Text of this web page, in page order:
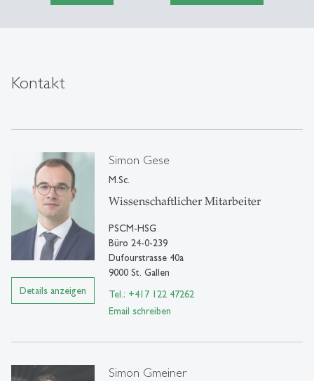
Kontakt
Details anzeigen
Simon Gese
M.Sc.
Wissenschaftlicher Mitarbeiter
PSCM-HSG
Büro 24-0-239
Dufourstrasse 40a
9000 St. Gallen
Tel.: +417 122 47262
Email schreiben
Simon Gmeiner